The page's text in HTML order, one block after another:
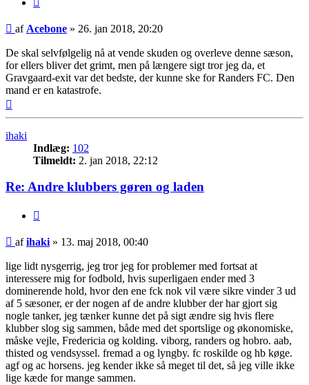
Indlæg
af Acebone » 26. jan 2018, 20:20
De skal selvfølgelig nå at vende skuden og overleve denne sæson,
for ellers bliver det grimt, men på længere sigt tror jeg da, et
Gravgaard-exit var det bedste, der kunne ske for Randers FC. Den
mand er en katastrofe.
ihaki
Indlæg: 102
Tilmeldt: 2. jan 2018, 22:12
Re: Andre klubbers gøren og laden
Indlæg
afihaki » 13. maj 2018, 00:40
lige lidt nysgerrig, jeg tror jeg for problemer med fortsat at
interessere mig for fodbold, hvis superligaen ender med 3
dominerende hold, hvor den ene fck nok vil være sikre vinder 3 ud
af 5 sæsoner, er der nogen af de andre klubber der har gjort sig
nogle tanker, jeg tænker kunne det på sigt ændre sig hvis flere
klubber slog sig sammen, både med det sportslige og økonomiske,
måske vejle, Fredericia og kolding. viborg, randers og hobro. aab,
thisted og vendsyssel. fremad a og lyngby. fc roskilde og hb køge.
agf og ac horsens. jeg kender ikke så meget til det, så jeg ville ikke
lige kæde for mange sammen.